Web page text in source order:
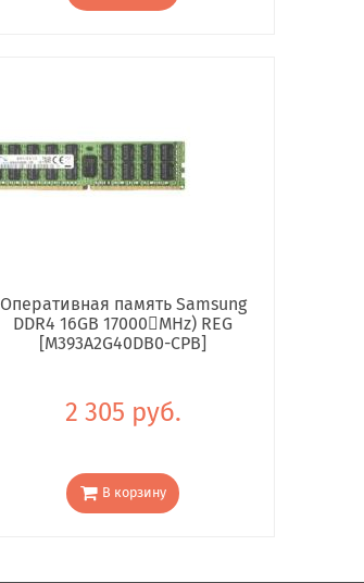
Оперативная память Samsung
DDR4 16GB 17000񢋕MHz) REG
[M393A2G40DB0-CPB]
2 305 руб.
В корзину